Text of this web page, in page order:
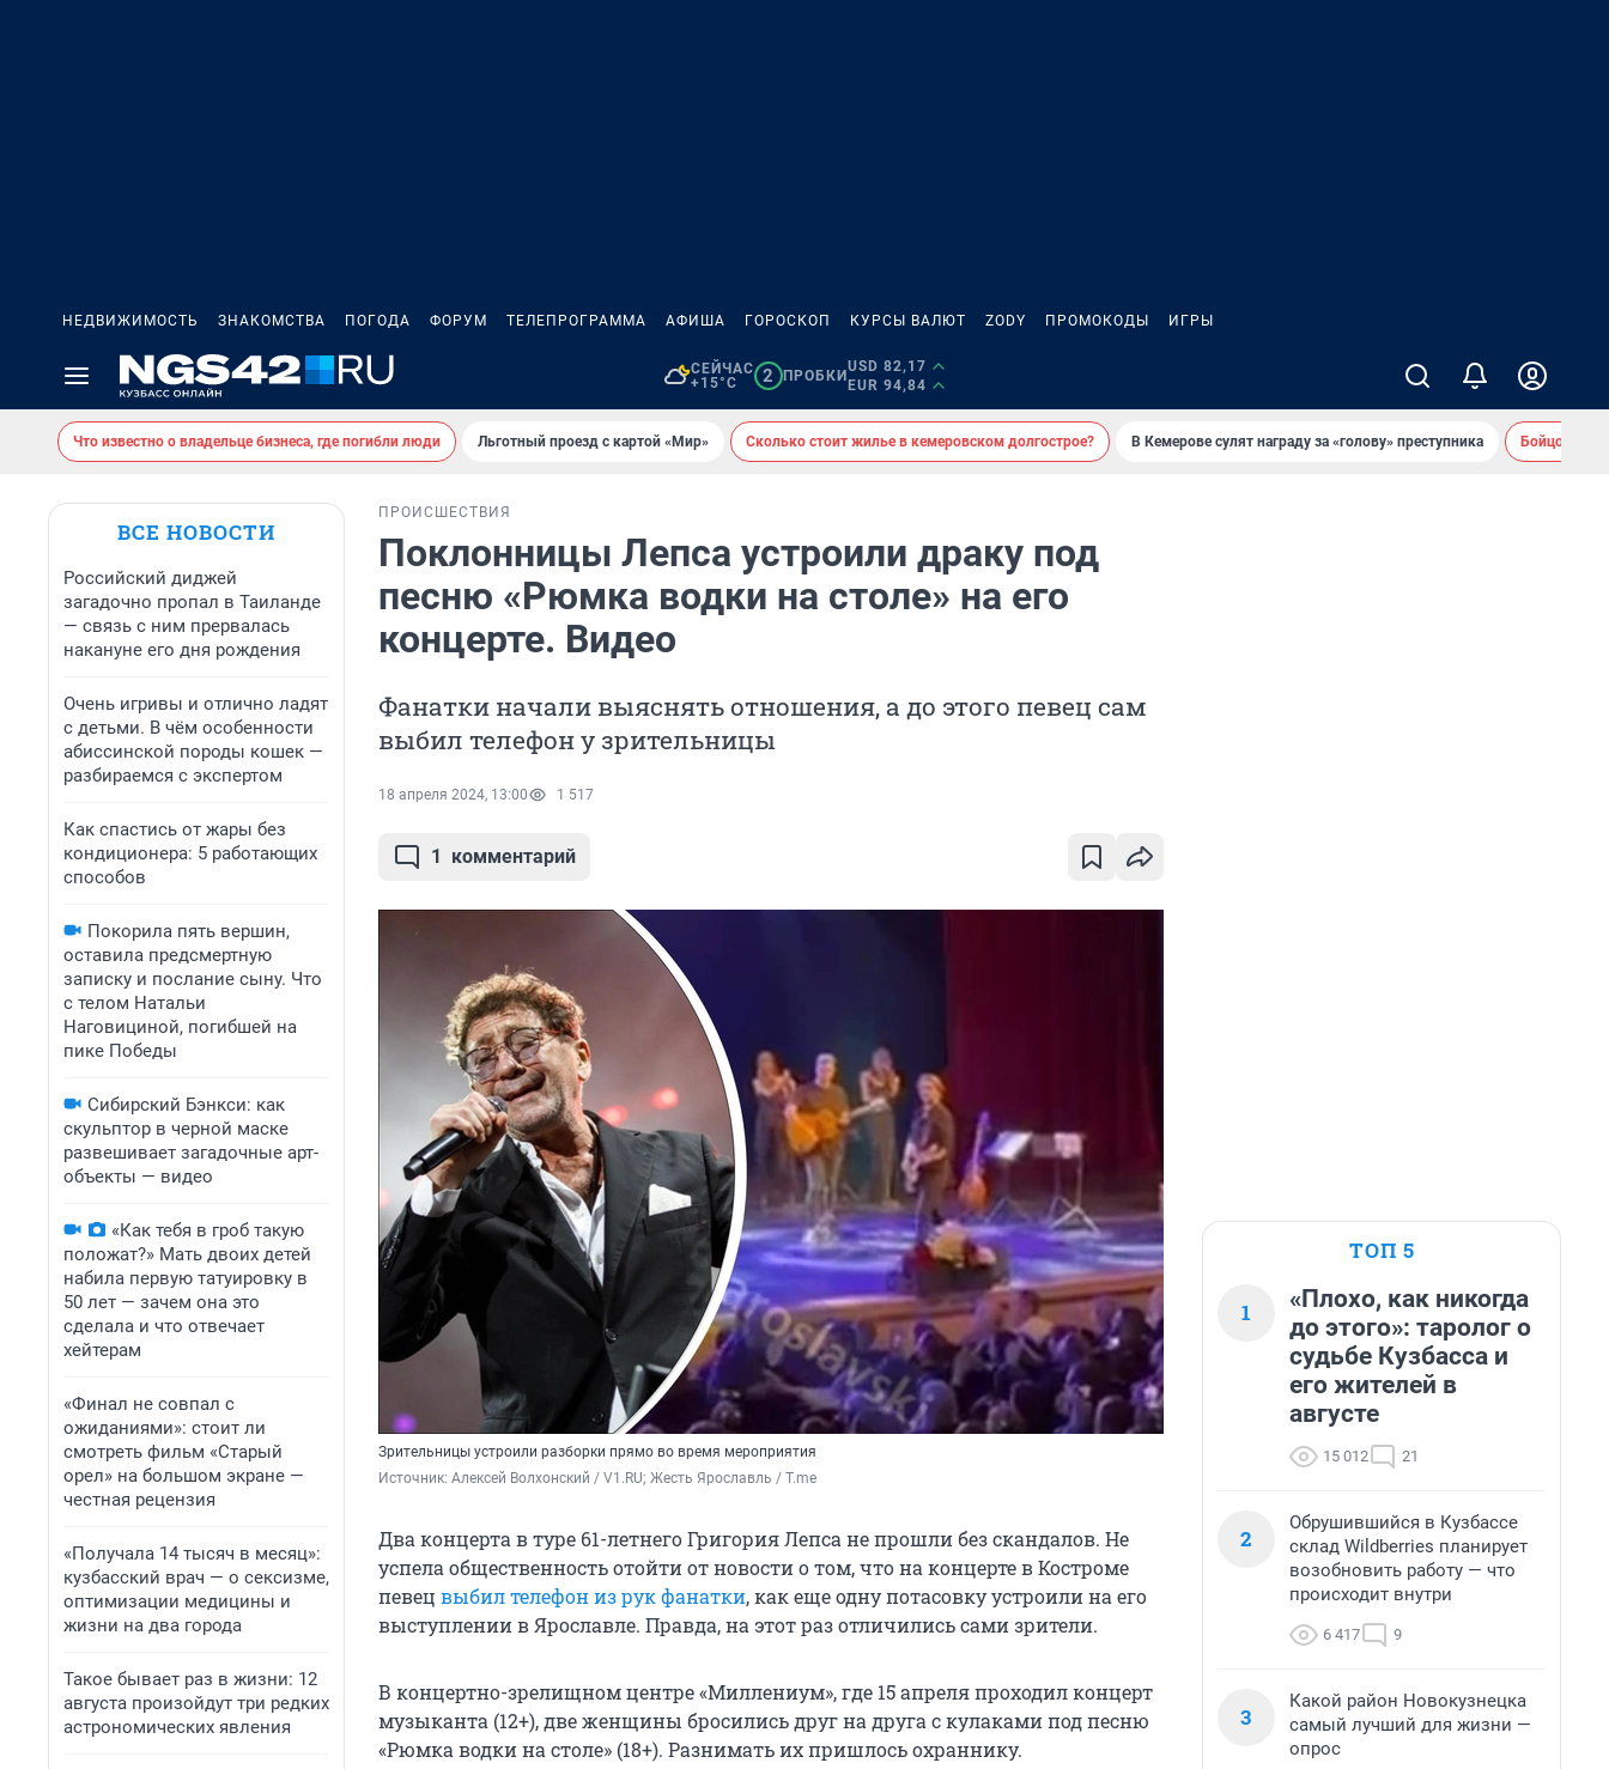
НЕДВИЖИМОСТЬ ЗНАКОМСТВА ПОГОДА ФОРУМ ТЕЛЕПРОГРАММА АФИША ГОРОСКОП КУРСЫ ВАЛЮТ ZODY ПРОМОКОДЫ ИГРЫ
СЕЙЧАС
+15°C
2 ПРОБКИ
USD 82,17
EUR 94,84
Что известно о владельце бизнеса, где погибли люди Льготный проезд с картой «Мир» Сколько стоит жилье в кемеровском долгострое? В Кемерове сулят награду за «голову» преступника Бойцовский
ВСЕ НОВОСТИ
Российский диджей
загадочно пропал в Таиланде
— связь с ним прервалась
накануне его дня рождения
Очень игривы и отлично ладят
с детьми. В чём особенности
абиссинской породы кошек —
разбираемся с экспертом
Как спастись от жары без
кондиционера: 5 работающих
способов
Покорила пять вершин,
оставила предсмертную
записку и послание сыну. Что
с телом Натальи
Наговициной, погибшей на
пике Победы
Сибирский Бэнкси: как
скульптор в черной маске
развешивает загадочные арт-
объекты — видео
«Как тебя в гроб такую
положат?» Мать двоих детей
набила первую татуировку в
50 лет — зачем она это
сделала и что отвечает
хейтерам
«Финал не совпал с
ожиданиями»: стоит ли
смотреть фильм «Старый
орел» на большом экране —
честная рецензия
«Получала 14 тысяч в месяц»:
кузбасский врач — о сексизме,
оптимизации медицины и
жизни на два города
Такое бывает раз в жизни: 12
августа произойдут три редких
астрономических явления
ПРОИСШЕСТВИЯ
Поклонницы Лепса устроили драку под
песню «Рюмка водки на столе» на его
концерте. Видео
Фанатки начали выяснять отношения, а до этого певец сам
выбил телефон у зрительницы
18 апреля 2024, 13:00 1 517
1 комментарий
Зрительницы устроили разборки прямо во время мероприятия
Источник: Алексей Волхонский / V1.RU; Жесть Ярославль / T.me
Два концерта в туре 61-летнего Григория Лепса не прошли без скандалов. Не
успела общественность отойти от новости о том, что на концерте в Костроме
певец выбил телефон из рук фанатки, как еще одну потасовку устроили на его
выступлении в Ярославле. Правда, на этот раз отличились сами зрители.
В концертно-зрелищном центре «Миллениум», где 15 апреля проходил концерт
музыканта (12+), две женщины бросились друг на друга с кулаками под песню
«Рюмка водки на столе» (18+). Разнимать их пришлось охраннику.
ТОП 5
1
«Плохо, как никогда
до этого»: таролог о
судьбе Кузбасса и
его жителей в
августе
15 012 21
2
Обрушившийся в Кузбассе
склад Wildberries планирует
возобновить работу — что
происходит внутри
6 417 9
3
Какой район Новокузнецка
самый лучший для жизни —
опрос